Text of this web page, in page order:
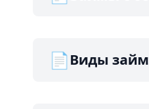
📄Виды